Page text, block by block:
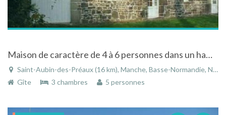
Maison de caractère de 4 à 6 personnes dans un hameau charmant à Saint Aubin des Préaux en Normandie
Saint-Aubin-des-Préaux (16 km), Manche, Basse-Normandie, Normandie, France
Gîte
3 chambres 5 personnes